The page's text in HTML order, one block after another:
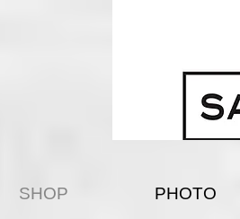
SHOP PHOTO